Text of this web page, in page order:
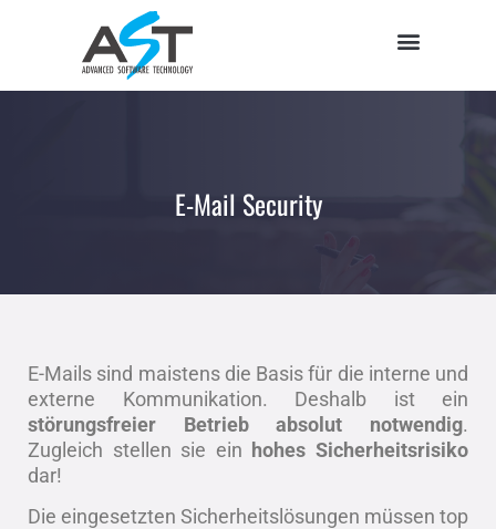
E-Mail Security
E-Mails sind maistens die Basis für die interne und
externe Kommunikation. Deshalb ist ein
störungsfreier Betrieb absolut notwendig.
Zugleich stellen sie ein hohes Sicherheitsrisiko
dar!
Die eingesetzten Sicherheitslösungen müssen top